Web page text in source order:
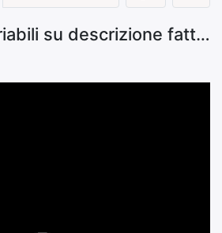
Stringhe variabili su descrizione fattura ricorrente